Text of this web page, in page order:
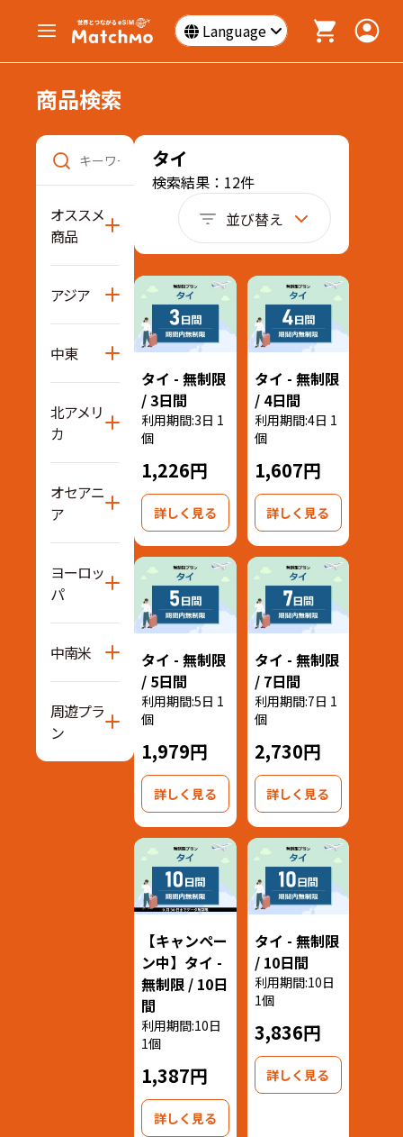
Language
商品検索
オススメ
商品
アジア
中東
北アメリ
カ
オセアニ
ア
ヨーロッ
パ
中南米
周遊プラ
ン
タイ
検索結果：12件
並び替え
タイ - 無制限
/ 3日間
利用期間:3日 1
個
1,226円
詳しく見る
タイ - 無制限
/ 4日間
利用期間:4日 1
個
1,607円
詳しく見る
タイ - 無制限
/ 5日間
利用期間:5日 1
個
1,979円
詳しく見る
タイ - 無制限
/ 7日間
利用期間:7日 1
個
2,730円
詳しく見る
【キャンペー
ン中】タイ -
無制限 / 10日
間
利用期間:10日
1個
1,387円
詳しく見る
タイ - 無制限
/ 10日間
利用期間:10日
1個
3,836円
詳しく見る